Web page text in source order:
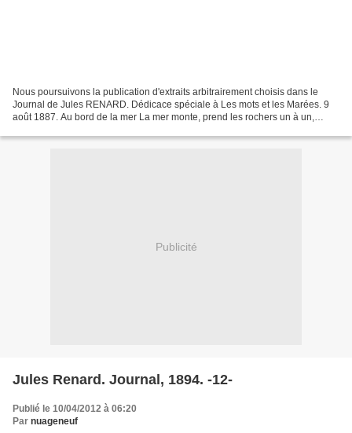
Nous poursuivons la publication d'extraits arbitrairement choisis dans le
Journal de Jules RENARD. Dédicace spéciale à Les mots et les Marées. 9
août 1887. Au bord de la mer La mer monte, prend les rochers un à un,
Publicité
Jules Renard. Journal, 1894. -12-
Publié le 10/04/2012 à 06:20
Par nuageneuf